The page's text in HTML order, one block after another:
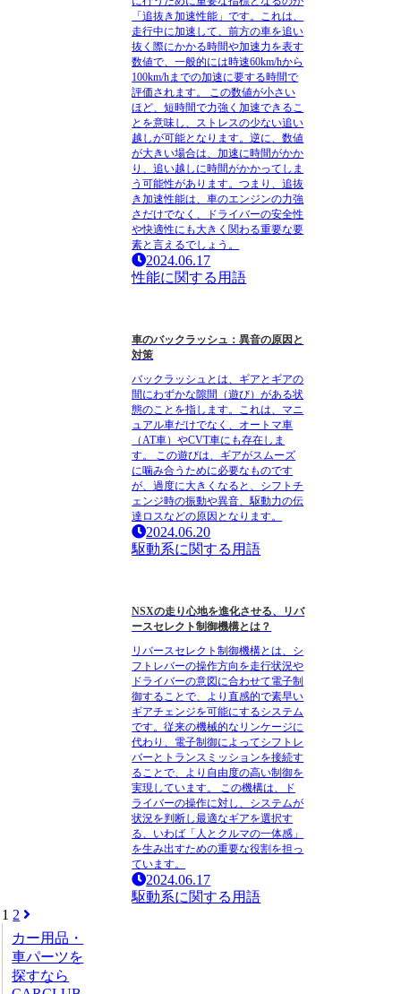
「追抜き加速性能」です。これは、
走行中に加速して、前方の車を追い
抜く際にかかる時間や加速力を表す
数値で、一般的には時速60km/hから
100km/hまでの加速に要する時間で
評価されます。 この数値が小さい
ほど、短時間で力強く加速できるこ
とを意味し、ストレスの少ない追い
越しが可能となります。逆に、数値
が大きい場合は、加速に時間がかか
り、追い越しに時間がかかってしま
う可能性があります。つまり、追抜
き加速性能は、車のエンジンの力強
さだけでなく、ドライバーの安全性
や快適性にも大きく関わる重要な要
素と言えるでしょう。
2024.06.17
性能に関する用語
車のバックラッシュ：異音の原因と
対策
バックラッシュとは、ギアとギアの
間にわずかな隙間（遊び）がある状
態のことを指します。これは、マニ
ュアル車だけでなく、オートマ車
（AT車）やCVT車にも存在しま
す。 この遊びは、ギアがスムーズ
に噛み合うために必要なものです
が、過度に大きくなると、シフトチ
ェンジ時の振動や異音、駆動力の伝
達ロスなどの原因となります。
2024.06.20
駆動系に関する用語
NSXの走り心地を進化させる、リバ
ースセレクト制御機構とは？
リバースセレクト制御機構とは、シ
フトレバーの操作方向を走行状況や
ドライバーの意図に合わせて電子制
御することで、より直感的で素早い
ギアチェンジを可能にするシステム
です。従来の機械的なリンケージに
代わり、電子制御によってシフトレ
バーとトランスミッションを接続す
ることで、より自由度の高い制御を
実現しています。 この機構は、ド
ライバーの操作に対し、システムが
状況を判断し最適なギアを選択す
る、いわば「人とクルマの一体感」
を生み出すための重要な役割を担っ
ています。
2024.06.17
駆動系に関する用語
1 2 次
へ
カー用品・
車パーツを
探すなら